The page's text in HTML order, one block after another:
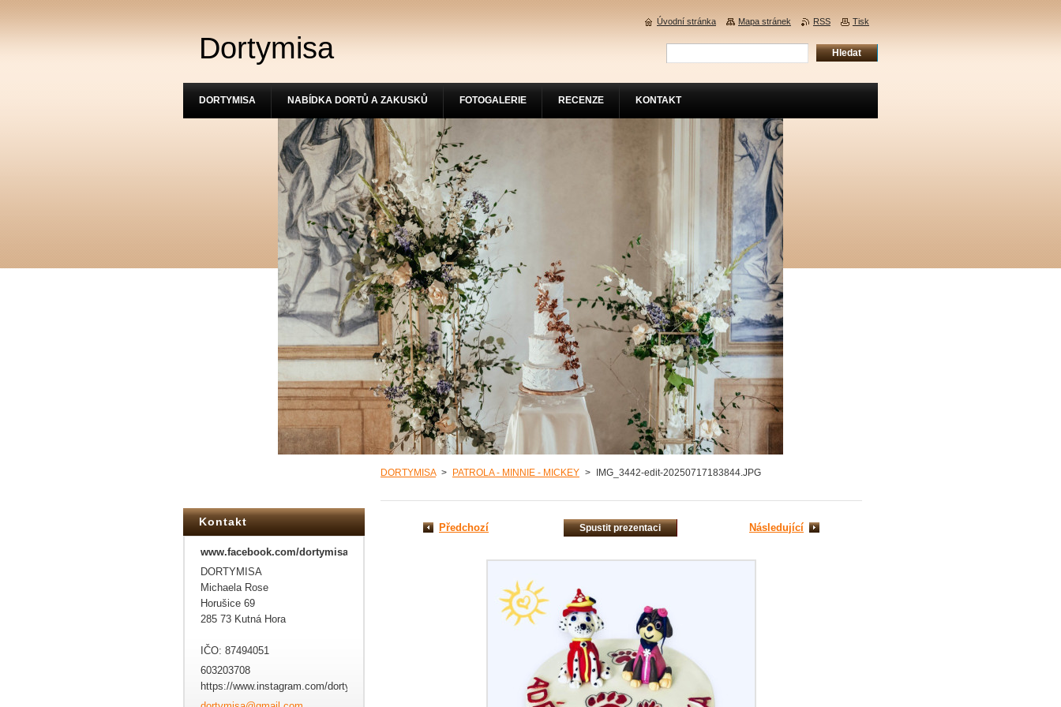
Dortymisa
DORTYMISA > PATROLA - MINNIE - MICKEY > IMG_3442-edit-20250717183844.JPG
Předchozí Spustit prezentaci Následující
Kontakt
www.facebook.com/dortymisa
DORTYMISA
Michaela Rose
Horušice 69
285 73 Kutná Hora
IČO: 87494051
603203708
https://www.instagram.com/dortymisa/
DORTYMISA NABÍDKA DORTŮ A ZAKUSKŮ FOTOGALERIE RECENZE KONTAKT
Úvodní stránka Mapa stránek RSS Tisk